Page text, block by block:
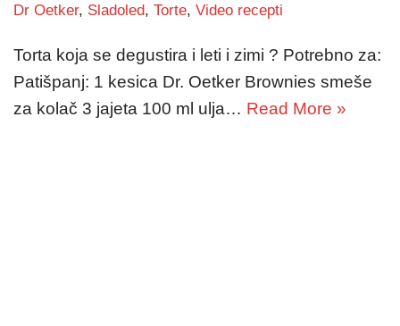
Dr Oetker, Sladoled, Torte, Video recepti
Torta koja se degustira i leti i zimi ? Potrebno za:
Patišpanj: 1 kesica Dr. Oetker Brownies smeše
za kolač 3 jajeta 100 ml ulja… Read More »